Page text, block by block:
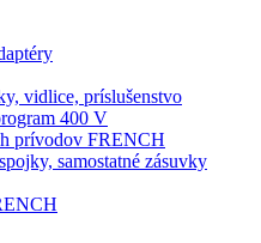
vidlice, príslušenstvo
400 V
prívodov FRENCH
samostatné zásuvky